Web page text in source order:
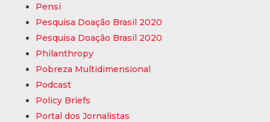
Pensi
Pesquisa Doação Brasil 2020
Pesquisa Doação Brasil 2020
Philanthropy
Pobreza Multidimensional
Podcast
Policy Briefs
Portal dos Jornalistas